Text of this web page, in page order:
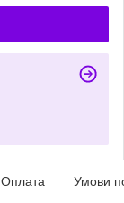
Оплата Умови